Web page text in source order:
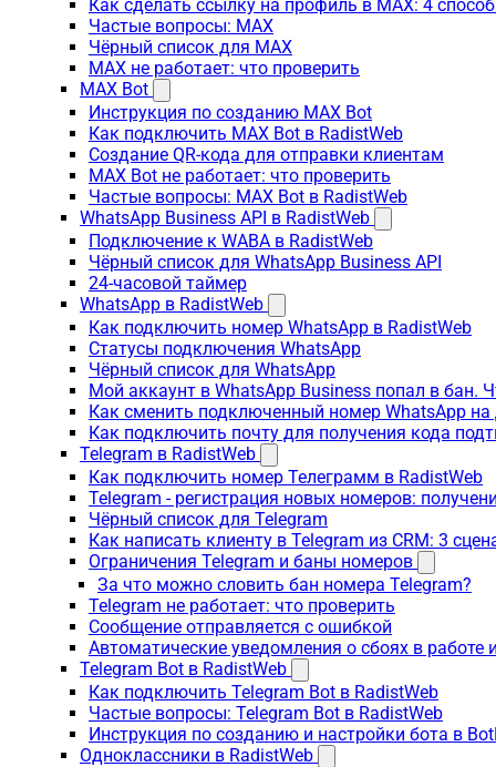
Как сделать ссылку на профиль в MAX: 4
Частые вопросы: MAX
Чёрный список для MAX
MAX не работает: что проверить
MAX Bot
Инструкция по созданию MAX Bot
Как подключить MAX Bot в RadistWeb
Создание QR-кода для отправки клиентам
MAX Bot не работает: что проверить
Частые вопросы: MAX Bot в RadistWeb
WhatsApp Business API в RadistWeb
Подключение к WABA в RadistWeb
Чёрный список для WhatsApp Business API
24-часовой таймер
WhatsApp в RadistWeb
Как подключить номер WhatsApp в RadistWeb
Статусы подключения WhatsApp
Чёрный список для WhatsApp
Мой аккаунт в WhatsApp Business попал в бан.
Как сменить подключенный номер WhatsApp на
Как подключить почту для получения кода
Telegram в RadistWeb
Как подключить номер Телеграмм в RadistWeb
Telegram - регистрация новых номеров:
Чёрный список для Telegram
Как написать клиенту в Telegram из CRM: 3
Ограничения Telegram и баны номеров
За что можно словить бан номера Telegram?
Telegram не работает: что проверить
Сообщение отправляется с ошибкой
Автоматические уведомления о сбоях в работе
Telegram Bot в RadistWeb
Как подключить Telegram Bot в RadistWeb
Частые вопросы: Telegram Bot в RadistWeb
Инструкция по созданию и настройки бота в
Одноклассники в RadistWeb